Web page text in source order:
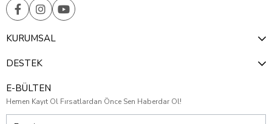
KURUMSAL
DESTEK
E-BÜLTEN
Hemen Kayıt Ol Fırsatlardan Önce Sen Haberdar Ol!